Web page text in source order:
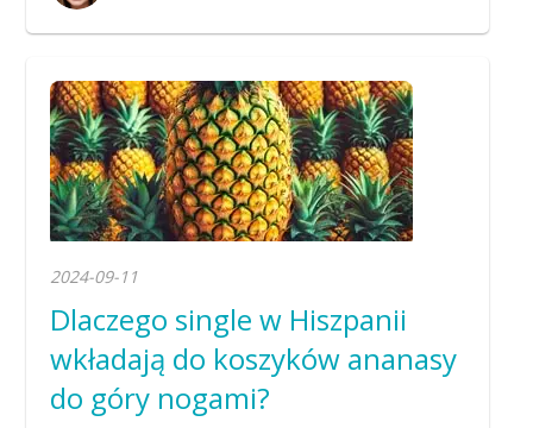
2024-09-11
Dlaczego single w Hiszpanii
wkładają do koszyków ananasy
do góry nogami?